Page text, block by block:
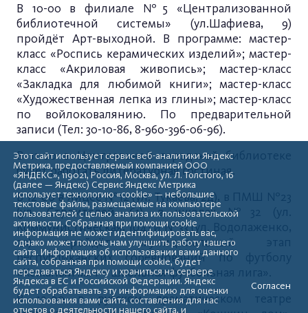
В 10-00 в филиале №5 «Централизованной
библиотечной системы» (ул.Шафиева, 9)
пройдёт Арт-выходной. В программе: мастер-
класс «Роспись керамических изделий»; мастер-
класс «Акриловая живопись»; мастер-класс
«Закладка для любимой книги»; мастер-класс
«Художественная лепка из глины»; мастер-класс
по войлоковалянию. По предварительной
записи (Тел: 30-10-86, 8-960-396-06-96).
В 11-00 в Центральной городской библиотеке
будет работать литературная гостиная.
В 12-00 в лицее №12 (ул. Тукаева, 2д), в ПМШ №23
(ул. Строителей, 61), в школах №32 (ул.
Коммунистическая, 104) и №33 (ул. Водолаженко,
2а) пройдёт муниципальный этап
республиканских соревнований по футболу
«Кожаный мяч – школьная футбольная лига».
В 12-00 в русском драматическом театре
Этот сайт использует сервис веб-аналитики Яндекс
Метрика, предоставляемый компанией ООО
«ЯНДЕКС», 119021, Россия, Москва, ул. Л. Толстого, 16
(далее — Яндекс) Сервис Яндекс Метрика
использует технологию «cookie» — небольшие
текстовые файлы, размещаемые на компьютере
пользователей с целью анализа их пользовательской
активности. Собранная при помощи cookie
информация не может идентифицировать вас,
однако может помочь нам улучшить работу нашего
сайта. Информация об использовании вами данного
сайта, собранная при помощи cookie, будет
передаваться Яндексу и храниться на сервере
Яндекса в ЕС и Российской Федерации. Яндекс
будет обрабатывать эту информацию для оценки
использования вами сайта, составления для нас
отчетов о деятельности нашего сайта, и
Согласен